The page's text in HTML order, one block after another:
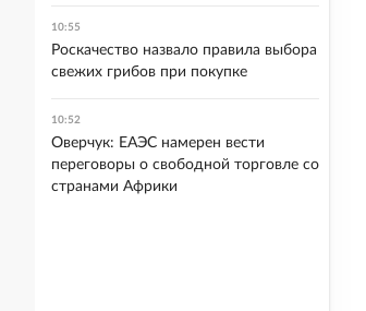
10:55
Роскачество назвало правила выбора
свежих грибов при покупке
10:52
Оверчук: ЕАЭС намерен вести
переговоры о свободной торговле со
странами Африки